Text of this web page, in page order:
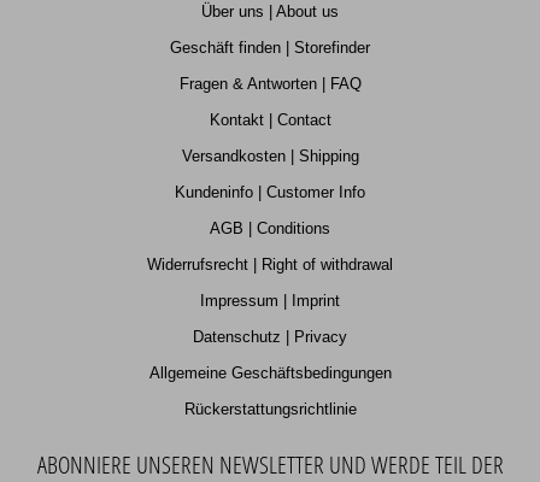
Über uns | About us
Geschäft finden | Storefinder
Fragen & Antworten | FAQ
Kontakt | Contact
Versandkosten | Shipping
Kundeninfo | Customer Info
AGB | Conditions
Widerrufsrecht | Right of withdrawal
Impressum | Imprint
Datenschutz | Privacy
Allgemeine Geschäftsbedingungen
Rückerstattungsrichtlinie
ABONNIERE UNSEREN NEWSLETTER UND WERDE TEIL DER